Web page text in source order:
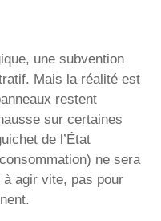
une subvention
Mais la réalité est
restent
sur certaines
de l’État
ne sera
agir vite, pas pour